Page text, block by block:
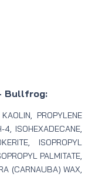
Bullfrog:
PROPYLENE
ISOHEXADECANE,
ISOPROPYL
PALMITATE,
(CARNAUBA) WAX,